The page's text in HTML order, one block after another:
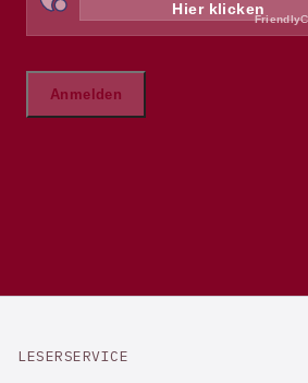
LESERSERVICE